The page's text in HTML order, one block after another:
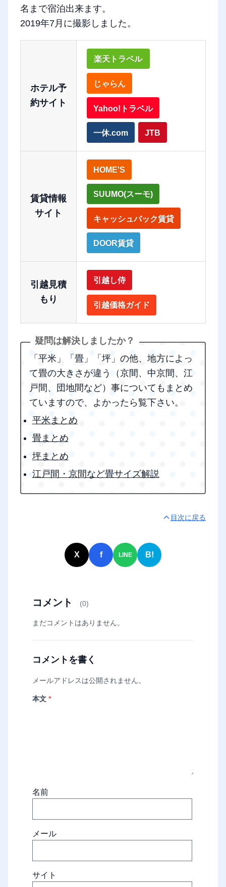
名まで宿泊出来ます。
2019年7月に撮影しました。
ホテル予
約サイト
楽天トラベル
じゃらん
Yahoo!トラベル
一休.com JTB
賃貸情報
サイト
HOME'S
SUUMO(スーモ)
キャッシュバック賃貸
DOOR賃貸
引越見積
もり
引越し侍
引越価格ガイド
「平米」「畳」「坪」の他、地方によっ
て畳の大きさが違う（京間、中京間、江
戸間、団地間など）事についてもまとめ
ていますので、よかったら覧下さい。
平米まとめ
畳まとめ
坪まとめ
江戸間・京間など畳サイズ解説
目次に戻る
X f LINE B!
コメント (0)
まだコメントはありません。
コメントを書く
メールアドレスは公開されません。
本文 *
名前
メール
サイト